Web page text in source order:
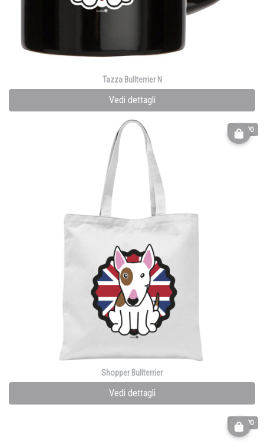
Tazza Bullterrier N
Vedi dettagli
€ 30.00
Shopper Bullterrier
Vedi dettagli
€ 30.00